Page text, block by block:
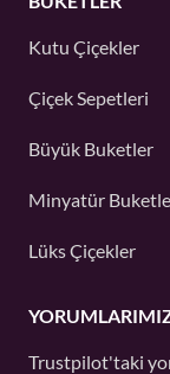
Kutu Çiçekler
Çiçek Sepetleri
Büyük Buketler
Minyatür
Lüks Çiçekler
Trustpilot'taki